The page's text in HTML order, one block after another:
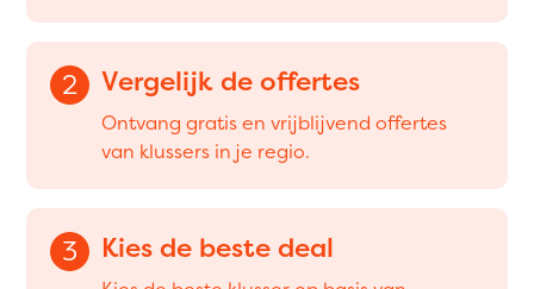
2 Vergelijk de offertes
Ontvang gratis en vrijblijvend offertes
van klussers in je regio.
3 Kies de beste deal